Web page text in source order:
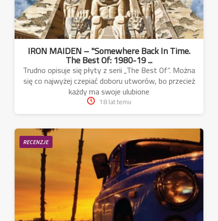
IRON MAIDEN – "Somewhere Back In Time.
The Best Of: 1980-19 ...
Trudno opisuje się płyty z serii „The Best Of”. Można
się co najwyżej czepiać doboru utworów, bo przecież
każdy ma swoje ulubione
18 lat temu
RECENZJE